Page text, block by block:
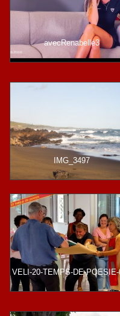
avecRenabelle3
IMG_3497
VELI-20-TEMPS-DE-POESIE-